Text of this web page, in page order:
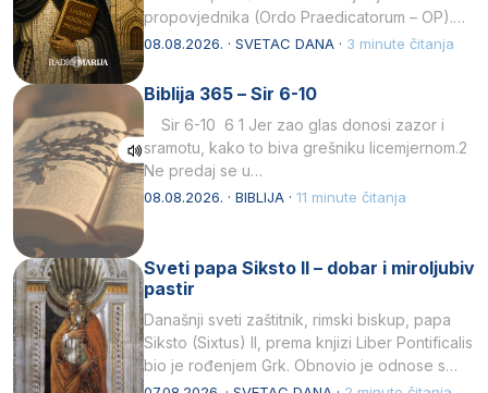
propovjednika (Ordo Praedicatorum – OP).
Svojim životom, dubokom ljubavlju prema
08.08.2026. · SVETAC DANA · 3 minute čitanja
Biblija 365 – Sir 6-10
Sir 6-10 6 1 Jer zao glas donosi zazor i
sramotu, kako to biva grešniku licemjernom.2
Ne predaj se u…
08.08.2026. · BIBLIJA · 11 minute čitanja
Sveti papa Siksto II – dobar i miroljubiv
pastir
Današnji sveti zaštitnik, rimski biskup, papa
Siksto (Sixtus) II, prema knjizi Liber Pontificalis
bio je rođenjem Grk. Obnovio je odnose s
afričkim…